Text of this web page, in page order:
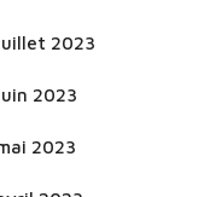
2023
2023
2023